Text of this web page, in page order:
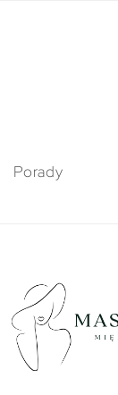
Porady